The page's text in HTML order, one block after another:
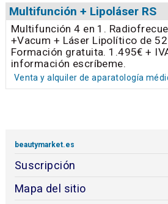
Multifunción + Lipoláser RS
Multifunción 4 en 1.
+Vacum + Láser Lipolítico de
Formación gratuita. 1.495€ +
información escríbeme.
Venta y alquiler de aparatología
beautymarket.es
Suscripción
Mapa del sitio